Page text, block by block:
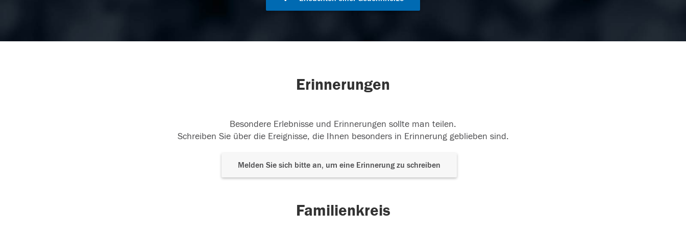
Erinnerungen
Besondere Erlebnisse und Erinnerungen sollte man teilen.
Schreiben Sie über die Ereignisse, die Ihnen besonders in Erinnerung geblieben sind.
Melden Sie sich bitte an, um eine Erinnerung zu schreiben
Familienkreis